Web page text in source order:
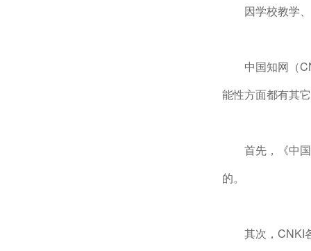
因学校教学
中国知网（
能性方面都有其
首先，《中
的。
其次，CNKI